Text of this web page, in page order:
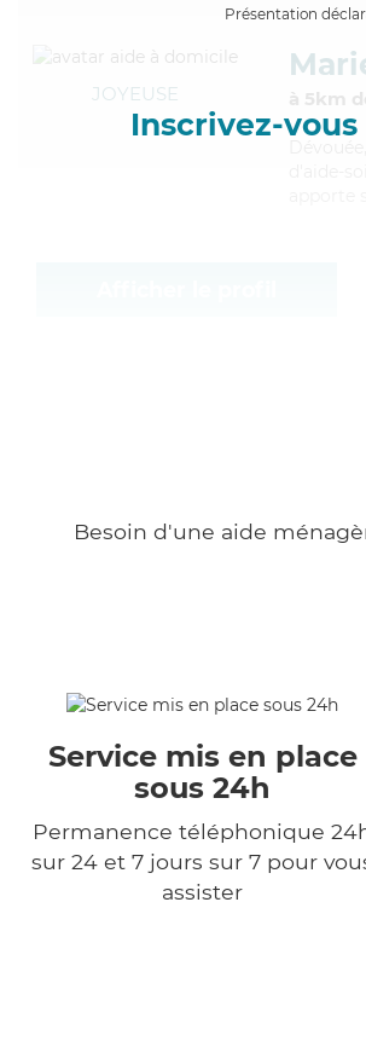
Présentation
Inscrivez-
JOYEUSE à 5km
d'aide-
Besoin d'une aide
Service mis en place
sous 24h
Permanence téléphonique
sur 24 et 7 jours sur 7 pour
assister